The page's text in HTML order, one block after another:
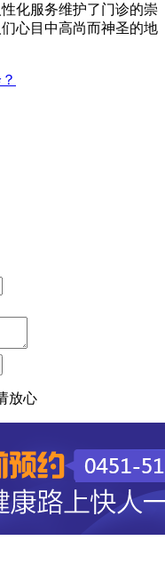
化服务维护了门诊的崇
心目中高尚而神圣的地
放心